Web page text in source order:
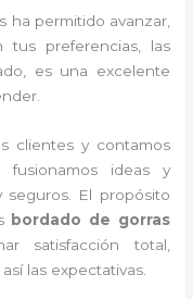
ha permitido avanzar,
tus preferencias, las
es una excelente
clientes y contamos
ideas y
seguros. El propósito
bordado de gorras
satisfacción total,
las expectativas.